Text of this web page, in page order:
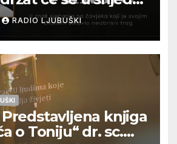
u Otoku
RADIO LJUBUŠKI
knjiga
o Toniju“ dr. sc.